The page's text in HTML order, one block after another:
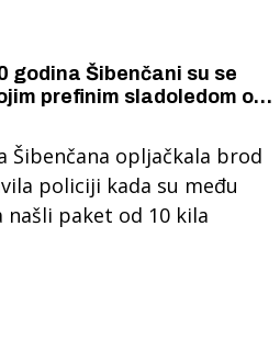
godina Šibenčani su se
prefinim sladoledom od